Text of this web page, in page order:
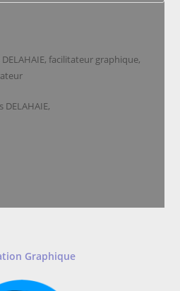
facilitateur graphique,
Graphique